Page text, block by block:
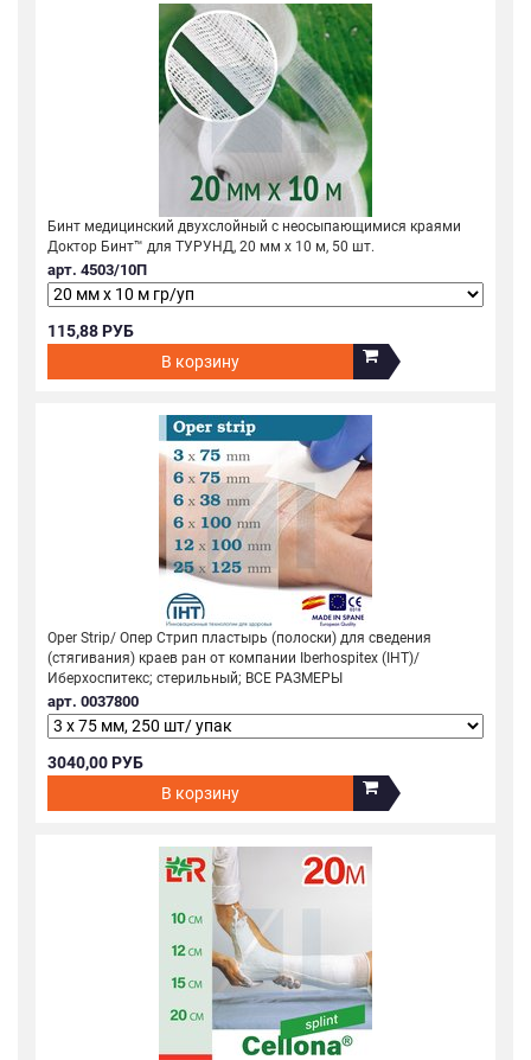
Бинт медицинский двухслойный с неосыпающимися краями
Доктор Бинт™ для ТУРУНД, 20 мм х 10 м, 50 шт.
арт. 4503/10П
115,88 РУБ
В корзину
Oper Strip/ Опер Стрип пластырь (полоски) для сведения
(стягивания) краев ран от компании Iberhospitex (IHT)/
Иберхоспитекс; стерильный; ВСЕ РАЗМЕРЫ
арт. 0037800
3040,00 РУБ
В корзину